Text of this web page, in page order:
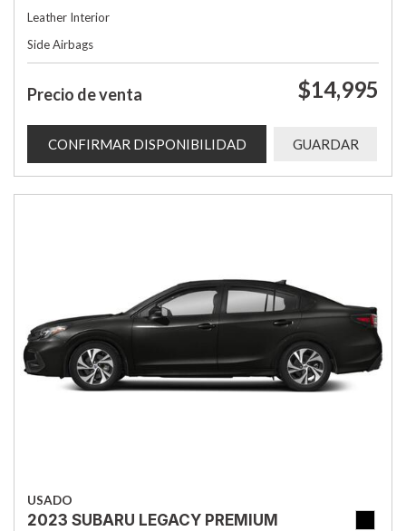
Leather Interior
Side Airbags
Precio de venta $14,995
CONFIRMAR DISPONIBILIDAD GUARDAR
USADO
2023 SUBARU LEGACY PREMIUM